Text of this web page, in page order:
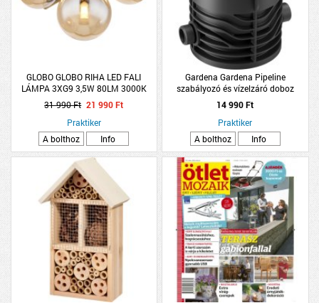
GLOBO GLOBO RIHA LED FALI
LÁMPA 3XG9 3,5W 80LM 3000K
IP20 28,3X20,8X18,9 CM FEKETE-
SÁRGARÉZ SZÍNŰ
31 990 Ft 21 990 Ft
Praktiker
A bolthoz
Info
Gardena Gardena Pipeline
szabályozó és vízelzáró doboz
3/4&quot;
14 990 Ft
Praktiker
A bolthoz
Info